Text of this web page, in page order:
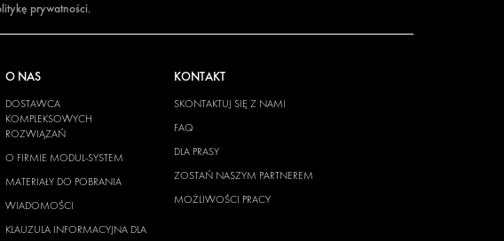
prywatności.
O NAS
DOSTAWCA
KOMPLEKSOWYCH
ROZWIĄZAŃ
O FIRMIE MODUL-SYSTEM
MATERIAŁY DO POBRANIA
WIADOMOŚCI
KLAUZULA INFORMACYJNA DLA
KONTAKT
SKONTAKTUJ SIĘ Z NAMI
FAQ
DLA PRASY
ZOSTAŃ NASZYM PARTNEREM
MOŻLIWOŚCI PRACY